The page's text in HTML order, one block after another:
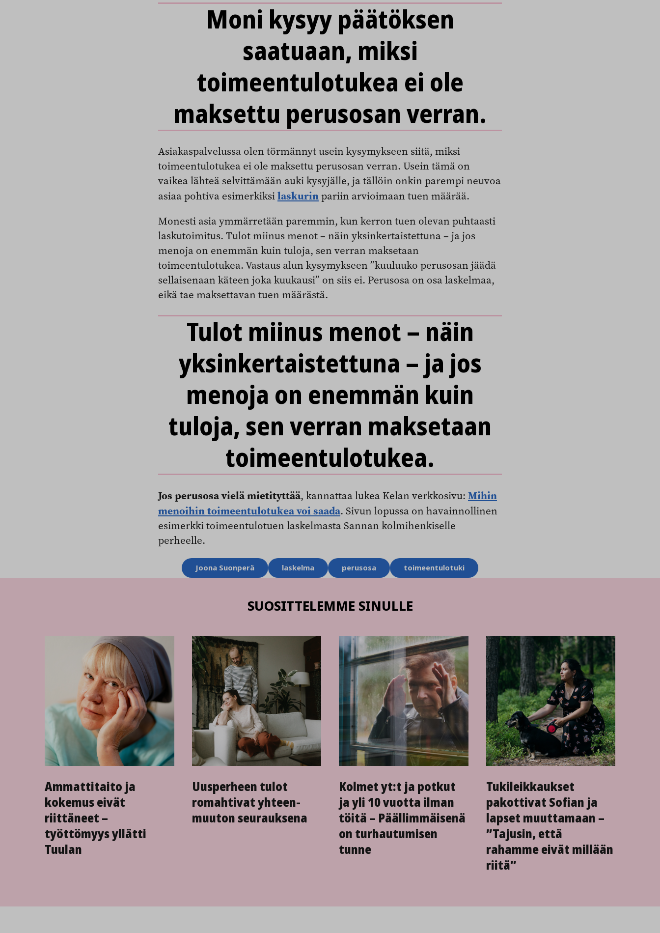
Moni kysyy päätöksen
saatuaan, miksi
toimeentulotukea ei ole
maksettu perusosan verran.
Asiakaspalvelussa olen törmännyt usein kysymykseen siitä, miksi
toimeentulotukea ei ole maksettu perusosan verran. Usein tämä on
vaikea lähteä selvittämään auki kysyjälle, ja tällöin onkin parempi neuvoa
asiaa pohtiva esimerkiksilaskurinpariin arvioimaan tuen määrää.
Monesti asia ymmärretään paremmin, kun kerron tuen olevan puhtaasti
laskutoimitus. Tulot miinus menot – näin yksinkertaistettuna – ja jos
menoja on enemmän kuin tuloja, sen verran maksetaan
toimeentulotukea. Vastaus alun kysymykseen ”kuuluuko perusosan jäädä
sellaisenaan käteen joka kuukausi” on siis ei. Perusosa on osa laskelmaa,
eikä tae maksettavan tuen määrästä.
Tulot miinus menot – näin
yksinkertaistettuna – ja jos
menoja on enemmän kuin
tuloja, sen verran maksetaan
toimeentulotukea.
Jos perusosa vielä mietityttää, kannattaa lukea Kelan verkkosivu: Mihin
menoihin toimeentulotukea voi saada. Sivun lopussa on havainnollinen
esimerkki toimeentulotuen laskelmasta Sannan kolmihenkiselle
perheelle.
Joona Suonperä laskelma perusosa toimeentulotuki
SUOSITTELEMME SINULLE
Ammattitaito ja
kokemus eivät
riittäneet –
työttömyys yllätti
Tuulan
Uusperheen tulot
romahtivat yhteen­
muuton seurauksena
Kolmet yt:t ja potkut
ja yli 10 vuotta ilman
töitä – Päällimmäisenä
on turhautumisen
tunne
Tukileikkaukset
pakottivat Sofian ja
lapset muuttamaan –
”Tajusin, että
rahamme eivät millään
riitä”